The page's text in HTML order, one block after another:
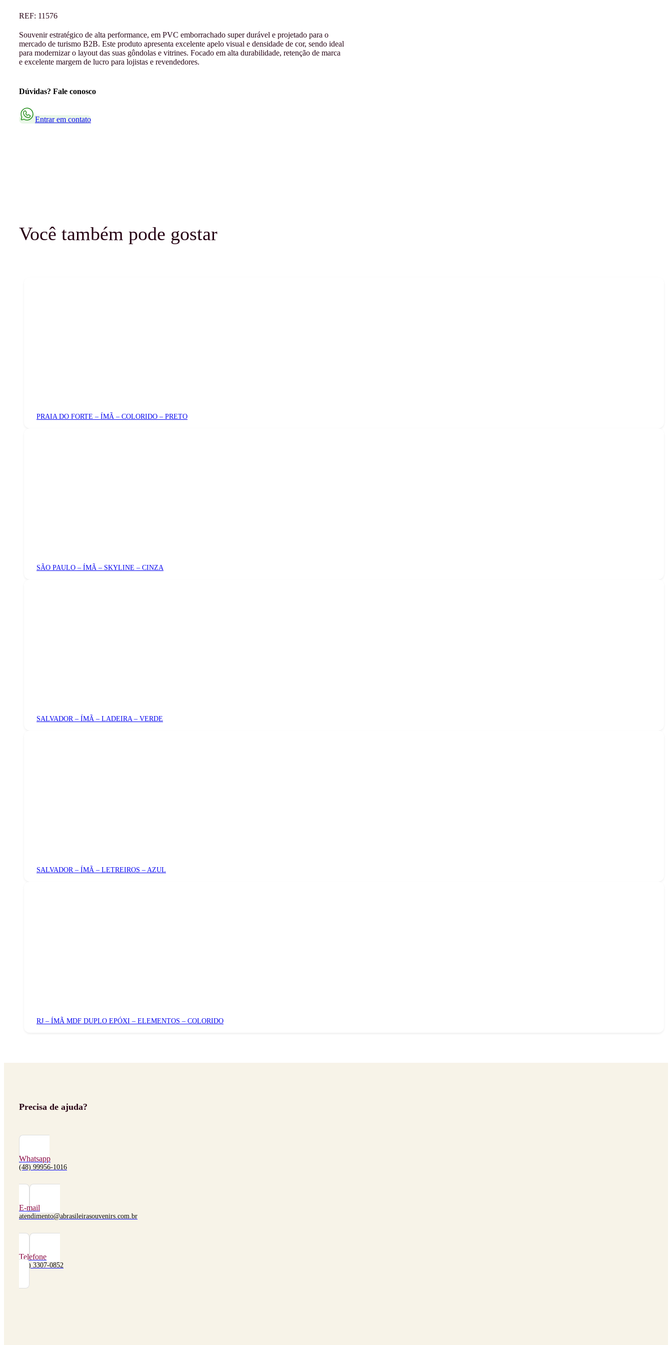
REF: 11576
Souvenir estratégico de alta performance, em PVC emborrachado super durável e projetado para o
mercado de turismo B2B. Este produto apresenta excelente apelo visual e densidade de cor, sendo ideal
para modernizar o layout das suas gôndolas e vitrines. Focado em alta durabilidade, retenção de marca
e excelente margem de lucro para lojistas e revendedores.
Dúvidas? Fale conosco
Entrar em contato
Você também pode gostar
PRAIA DO FORTE – ÍMÃ – COLORIDO – PRETO
SÃO PAULO – ÍMÃ – SKYLINE – CINZA
SALVADOR – ÍMÃ – LADEIRA – VERDE
SALVADOR – ÍMÃ – LETREIROS – AZUL
RJ – ÍMÃ MDF DUPLO EPÓXI – ELEMENTOS – COLORIDO
Precisa de ajuda?
Whatsapp
(48) 99956-1016
E-mail
atendimento@abrasileirasouvenirs.com.br
Telefone
(48) 3307-0852